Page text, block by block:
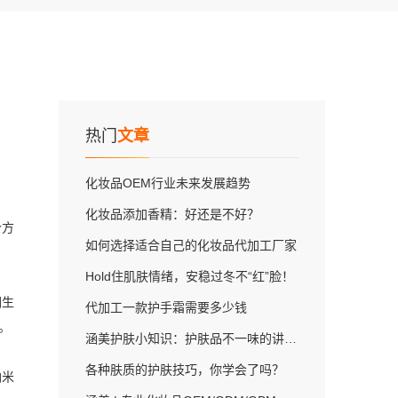
热门文章
化妆品OEM行业未来发展趋势
化妆品添加香精：好还是不好？
如何选择适合自己的化妆品代加工厂家
Hold住肌肤情绪，安稳过冬不“红”脸！
代加工一款护手霜需要多少钱
各种肤质的护肤技巧，你学会了吗？